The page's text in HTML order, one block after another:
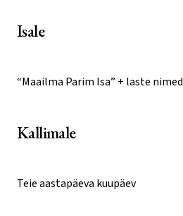
Isale
“Maailma Parim Isa” + laste nimed
Kallimale
Teie aastapäeva kuupäev